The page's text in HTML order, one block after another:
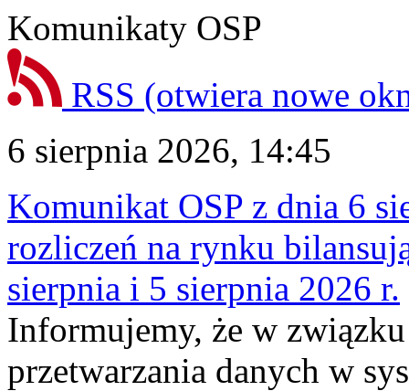
Komunikaty OSP
RSS (otwiera nowe
6 sierpnia 2026, 14:45
Komunikat OSP z dnia 6
rozliczeń na rynku
sierpnia i 5 sierpnia 2026 r.
Informujemy, że w
przetwarzania danych w